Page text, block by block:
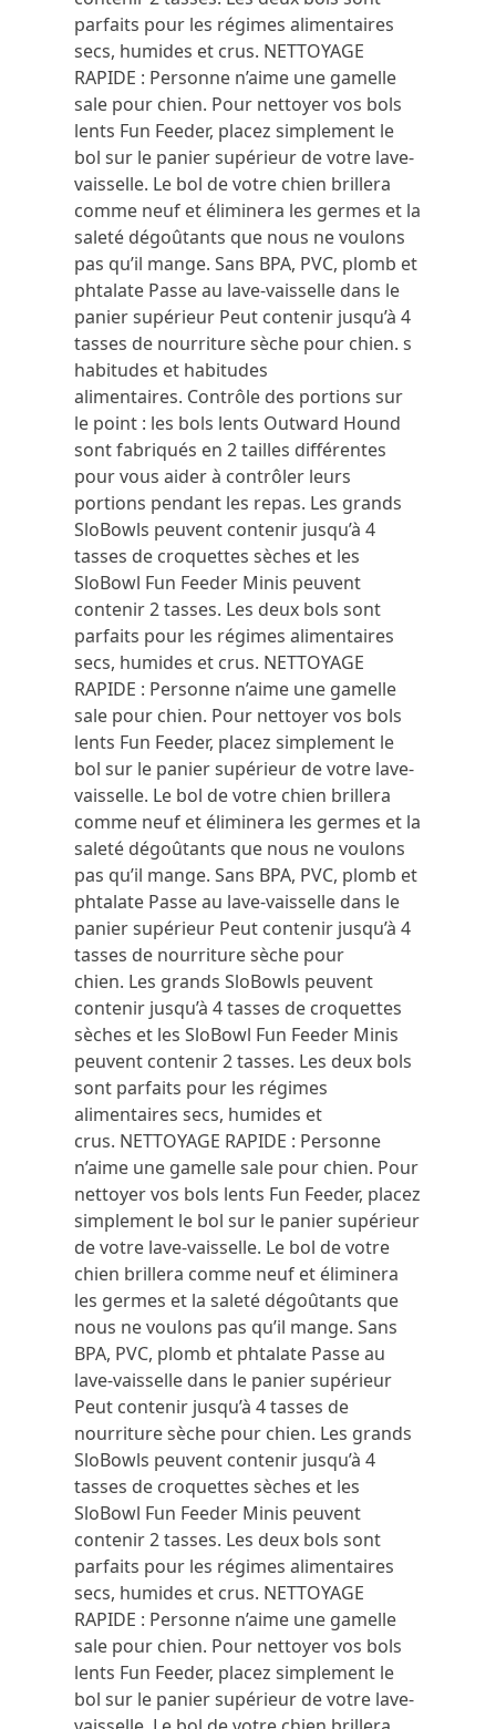
parfaits pour les régimes alimentaires
secs, humides et crus. NETTOYAGE
RAPIDE : Personne n’aime une gamelle
sale pour chien. Pour nettoyer vos bols
lents Fun Feeder, placez simplement le
bol sur le panier supérieur de votre lave-
vaisselle. Le bol de votre chien brillera
comme neuf et éliminera les germes et la
saleté dégoûtants que nous ne voulons
pas qu’il mange.Sans BPA, PVC, plomb et
phtalate Passe au lave-vaisselle dans le
panier supérieur Peut contenir jusqu’à 4
tasses de nourriture sèche pour chien.s
habitudes et habitudes
alimentaires. Contrôle des portions sur
le point : les bols lents Outward Hound
sont fabriqués en 2 tailles différentes
pour vous aider à contrôler leurs
portions pendant les repas. Les grands
SloBowls peuvent contenir jusqu’à 4
tasses de croquettes sèches et les
SloBowl Fun Feeder Minis peuvent
contenir 2 tasses. Les deux bols sont
parfaits pour les régimes alimentaires
secs, humides et crus. NETTOYAGE
RAPIDE : Personne n’aime une gamelle
sale pour chien. Pour nettoyer vos bols
lents Fun Feeder, placez simplement le
bol sur le panier supérieur de votre lave-
vaisselle. Le bol de votre chien brillera
comme neuf et éliminera les germes et la
saleté dégoûtants que nous ne voulons
pas qu’il mange.Sans BPA, PVC, plomb et
phtalate Passe au lave-vaisselle dans le
panier supérieur Peut contenir jusqu’à 4
tasses de nourriture sèche pour
chien. Les grands SloBowls peuvent
contenir jusqu’à 4 tasses de croquettes
sèches et les SloBowl Fun Feeder Minis
peuvent contenir 2 tasses. Les deux bols
sont parfaits pour les régimes
alimentaires secs, humides et
crus. NETTOYAGE RAPIDE : Personne
n’aime une gamelle sale pour chien. Pour
nettoyer vos bols lents Fun Feeder, placez
simplement le bol sur le panier supérieur
de votre lave-vaisselle. Le bol de votre
chien brillera comme neuf et éliminera
les germes et la saleté dégoûtants que
nous ne voulons pas qu’il mange.Sans
BPA, PVC, plomb et phtalate Passe au
lave-vaisselle dans le panier supérieur
Peut contenir jusqu’à 4 tasses de
nourriture sèche pour chien. Les grands
SloBowls peuvent contenir jusqu’à 4
tasses de croquettes sèches et les
SloBowl Fun Feeder Minis peuvent
contenir 2 tasses. Les deux bols sont
parfaits pour les régimes alimentaires
secs, humides et crus. NETTOYAGE
RAPIDE : Personne n’aime une gamelle
sale pour chien. Pour nettoyer vos bols
lents Fun Feeder, placez simplement le
bol sur le panier supérieur de votre lave-